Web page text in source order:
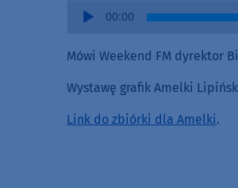
Audio
00:00
Mówi Weekend FM dyrektor
Wystawę grafik Amelki
Link do zbiórki dla Amelki.